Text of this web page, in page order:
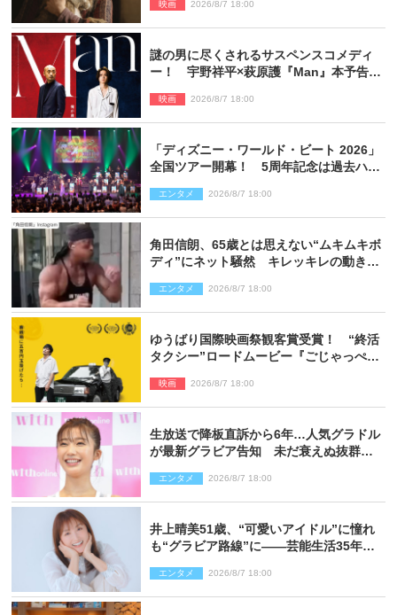
映画 2026/8/7 18:00
謎の男に尽くされるサスペンスコメディ
ー！ 宇野祥平×萩原護『Man』本予告＆
映画 2026/8/7 18:00
「ディズニー・ワールド・ビート 2026」
全国ツアー開幕！ 5周年記念は過去ハイ
ポート】
エンタメ 2026/8/7 18:00
角田信朗、65歳とは思えない“ムキムキボ
ディ”にネット騒然 キレッキレの動きを
エンタメ 2026/8/7 18:00
ゆうばり国際映画祭観客賞受賞！ “終活
タクシー”ロードムービー『ごじゃっぺタ
映画 2026/8/7 18:00
生放送で降板直訴から6年…人気グラドル
が最新グラビア告知 未だ衰えぬ抜群ス
エンタメ 2026/8/7 18:00
井上晴美51歳、“可愛いアイドル”に憧れ
も“グラビア路線”に――芸能生活35年を
エンタメ 2026/8/7 18:00